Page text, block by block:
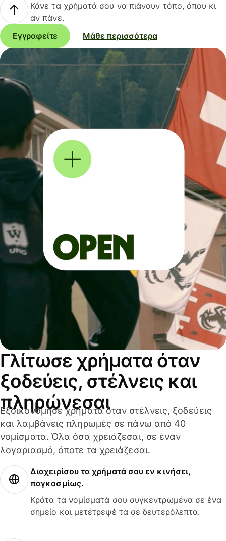
Κάνε τα χρήματά σου να πιάνουν τόπο, όπου κι
αν πάνε.
Εγγραφείτε
Μάθε περισσότερα
Γλίτωσε χρήματα όταν
ξοδεύεις, στέλνεις και
πληρώνεσαι
Εξοικονόμησε χρήματα όταν στέλνεις, ξοδεύεις
και λαμβάνεις πληρωμές σε πάνω από 40
νομίσματα. Όλα όσα χρειάζεσαι, σε έναν
λογαριασμό, όποτε τα χρειάζεσαι.
Διαχειρίσου τα χρήματά σου εν κινήσει,
παγκοσμίως.
Κράτα τα νομίσματά σου συγκεντρωμένα σε ένα
σημείο και μετέτρεψέ τα σε δευτερόλεπτα.